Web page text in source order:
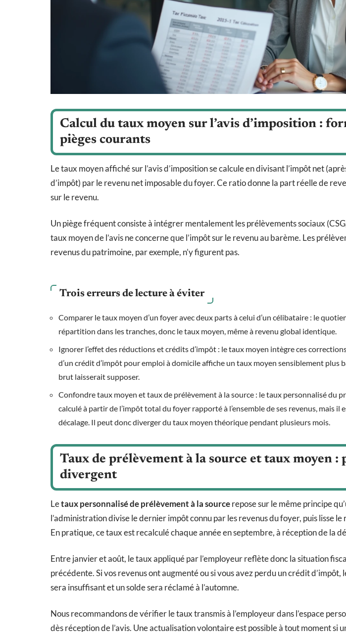
Calcul du taux moyen sur l’avis d’imposition :
pièges courants
Le taux moyen affiché sur l’avis d’imposition se calcule en divisant l’impôt net
d’impôt) par le revenu net imposable du foyer. Ce ratio donne la part réelle de
sur le revenu.
Un piège fréquent consiste à intégrer mentalement les prélèvements sociaux
taux moyen de l’avis ne concerne que l’impôt sur le revenu au barème. Les
revenus du patrimoine, par exemple, n’y figurent pas.
Trois erreurs de lecture à éviter
Comparer le taux moyen d’un foyer avec deux parts à celui d’un célibataire : le
répartition dans les tranches, donc le taux moyen, même à revenu global identique.
Ignorer l’effet des réductions et crédits d’impôt : le taux moyen intègre ces
d’un crédit d’impôt pour emploi à domicile affiche un taux moyen sensiblement plus
brut laisserait supposer.
Confondre taux moyen et taux de prélèvement à la source : le taux personnalisé du
calculé à partir de l’impôt total du foyer rapporté à l’ensemble de ses revenus, mais il
décalage. Il peut donc diverger du taux moyen théorique pendant plusieurs mois.
Taux de prélèvement à la source et taux moyen :
divergent
Letaux personnalisé de prélèvement à la sourcerepose sur le même principe
l’administration divise le dernier impôt connu par les revenus du foyer, puis lisse le
En pratique, ce taux est recalculé chaque année en septembre, à réception de la
Entre janvier et août, le taux appliqué par l’employeur reflète donc la situation
précédente. Si vos revenus ont augmenté ou si vous avez perdu un crédit d’impôt,
sera insuffisant et un solde sera réclamé à l’automne.
Nous recommandons de vérifier le taux transmis à l’employeur dans l’espace
dès réception de l’avis. Une actualisation volontaire est possible à tout moment si